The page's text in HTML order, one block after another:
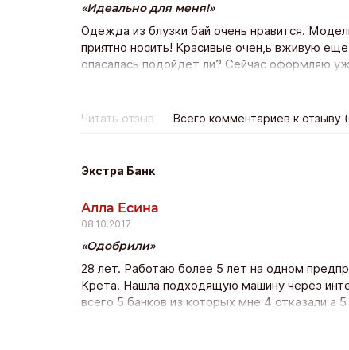
Идеально для меня!
Одежда из блузки бай очень нравится.
приятно носить! Красивые очен,ь вживую
опасалась подойдёт ли? Сейчас оформляю
Читать отзыв
Всего комментариев к отзыву
Экстра Банк
Алла Есина
08.10.2017
Одобрили
28 лет. Работаю более 5 лет на одном
Крета. Нашла подходящую машину через
всего 5 банков из которых мне 4 отказали а
только с Экстра банка с других даже не